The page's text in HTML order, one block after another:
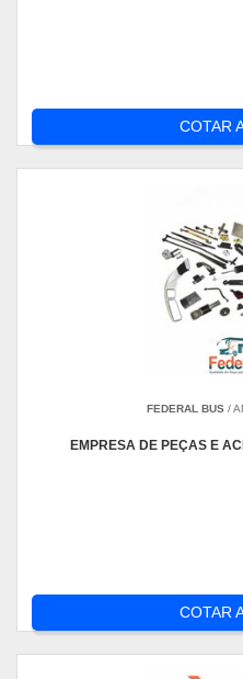
COTAR
FEDERAL BUS /
EMPRESA DE PEÇAS E
COTAR